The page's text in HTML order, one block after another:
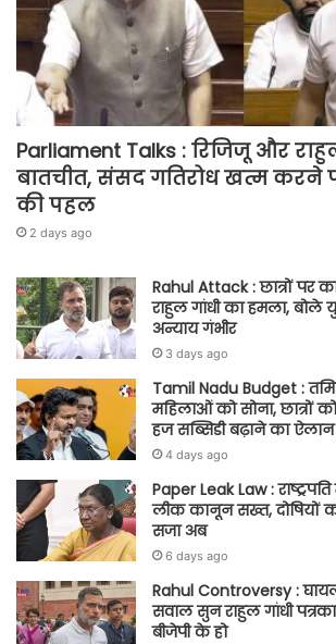
Parliament Talks : रिजिजू और
बातचीत, संसद गतिरोध खत्म करने
की पहल
2 days ago
Rahul Attack : छात्रों पर
राहुल गांधी का हमला,
अन्याय गंभीर
3 days ago
Tamil Nadu Budget :
महिलाओं को सोना, छात्रों
हज सब्सिडी बढ़ाने का ऐलान
4 days ago
Paper Leak Law :
लीक कानून सख्त, दोषियों
सजा अब
6 days ago
Rahul Controversy :
सवाल सुन राहुल गांधी
बीजेपी के हो